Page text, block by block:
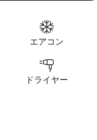
エアコン
ドライヤー